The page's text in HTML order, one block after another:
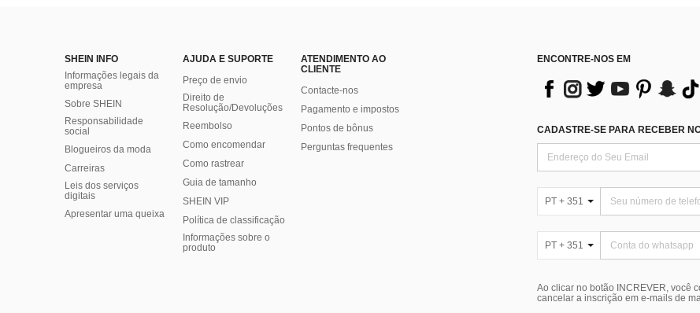
SHEIN INFO
Informações legais da
empresa
Sobre SHEIN
Responsabilidade
social
Blogueiros da moda
Carreiras
Leis dos serviços
digitais
Apresentar uma queixa
AJUDA E SUPORTE
Preço de envio
Direito de
Resolução/Devoluções
Reembolso
Como encomendar
Como rastrear
Guia de tamanho
SHEIN VIP
Política de classificação
​Informações sobre o
produto
ATENDIMENTO AO
CLIENTE
Contacte-nos
Pagamento e impostos
Pontos de bônus
Perguntas frequentes
ENCONTRE-NOS EM
CADASTRE-SE PARA RECEBER
PT + 351
PT + 351
Ao clicar no botão INCREVER, você
cancelar a inscrição em e-mails de